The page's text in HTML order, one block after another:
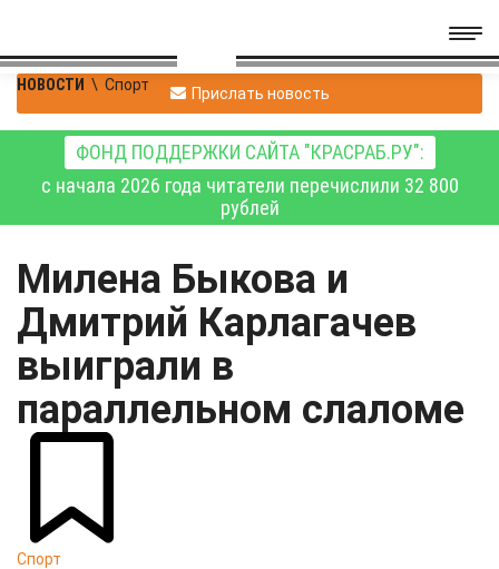
НОВОСТИ \ Спорт Прислать новость
ФОНД ПОДДЕРЖКИ САЙТА "КРАСРАБ.РУ":
с начала 2026 года читатели перечислили 32 800
рублей
Милена Быкова и
Дмитрий Карлагачев
выиграли в
параллельном слаломе
Спорт